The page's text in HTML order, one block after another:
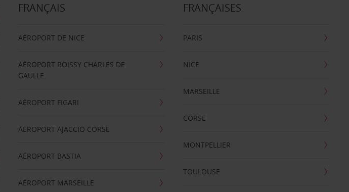
FRANÇAIS
AÉROPORT DE NICE
AÉROPORT ROISSY CHARLES DE
GAULLE
AÉROPORT FIGARI
AÉROPORT AJACCIO CORSE
AÉROPORT BASTIA
AÉROPORT MARSEILLE
FRANÇAISES
PARIS
NICE
MARSEILLE
CORSE
MONTPELLIER
TOULOUSE